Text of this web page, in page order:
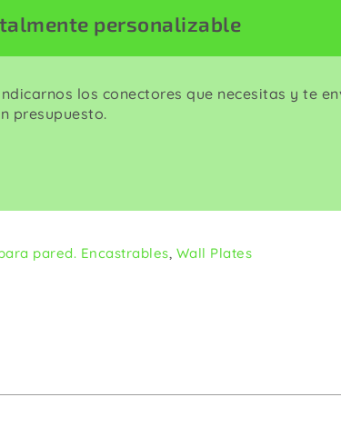
Plates personalizable
los conectores que necesitas y te
presupuesto.
pared. Encastrables, Wall Plates